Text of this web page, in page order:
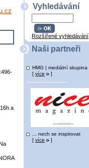
a
Vyhledávání
Rozšířené vyhledávání
Naši partneři
HMG | mediální skupina
[ více ]
... nech se inspirovat
[ více ]